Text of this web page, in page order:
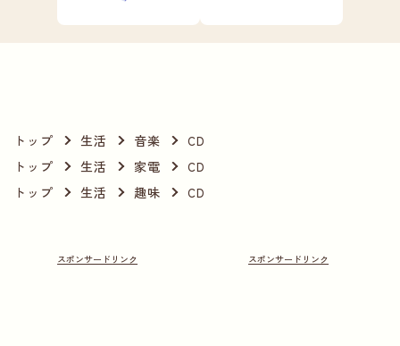
トップ 生活 音楽 CD
トップ 生活 家電 CD
トップ 生活 趣味 CD